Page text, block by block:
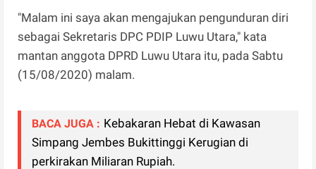
"Malam ini saya akan mengajukan pengunduran diri
sebagai Sekretaris DPC PDIP Luwu Utara," kata
mantan anggota DPRD Luwu Utara itu, pada Sabtu
(15/08/2020) malam.
BACA JUGA : Kebakaran Hebat di Kawasan
Simpang Jembes Bukittinggi Kerugian di
perkirakan Miliaran Rupiah.